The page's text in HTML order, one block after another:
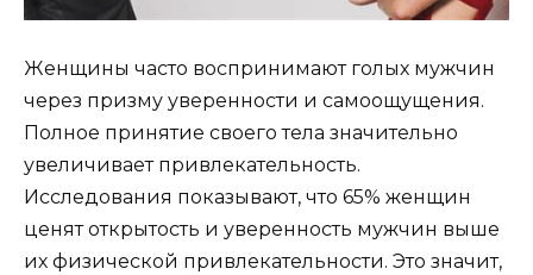
Женщины часто воспринимают голых мужчин
через призму уверенности и самоощущения.
Полное принятие своего тела значительно
увеличивает привлекательность.
Исследования показывают, что 65% женщин
ценят открытость и уверенность мужчин выше
их физической привлекательности. Это значит,